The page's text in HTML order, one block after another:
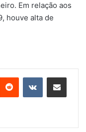
Em relação aos
houve alta de
Reddit VK Compartilhar via e-mail